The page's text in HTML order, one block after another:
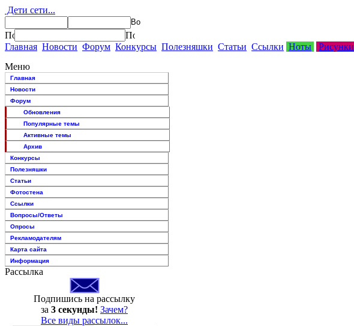
Дети сети...
Главная Новости Форум Конкурсы Полезняшки Статьи Ссылки Ноты Рисунки
Меню
Главная
Новости
Форум
Обновления
Популярные темы
Активные темы
Архив
Конкурсы
Полезняшки
Статьи
Фотостена
Ссылки
Вопросы/Ответы
Опросы
Рекламодателям
Карта сайта
Информация
Рассылка
Подпишись на рассылку
за 3 секунды! Зачем?
Все виды рассылок...